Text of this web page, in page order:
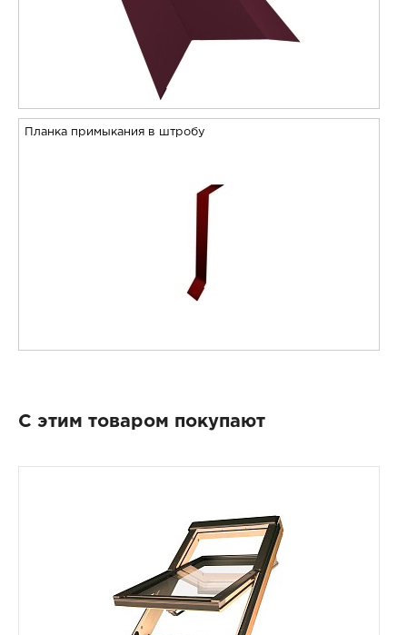
Планка примыкания в штробу
С этим товаром покупают